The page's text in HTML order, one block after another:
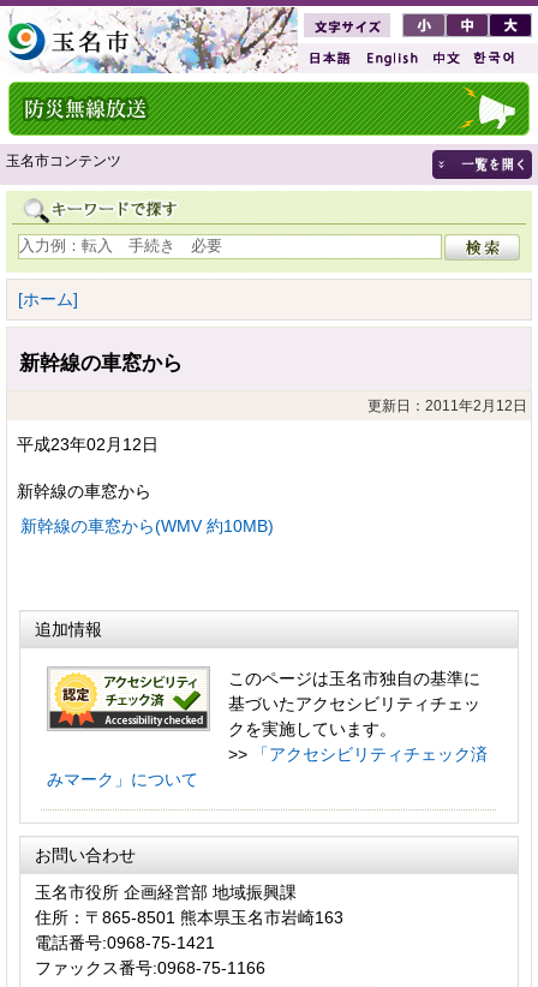
玉名市コンテンツ
[ホーム]
新幹線の車窓から
更新日：2011年2月12日
平成23年02月12日
新幹線の車窓から
新幹線の車窓から(WMV 約10MB)
追加情報
このページは玉名市独自の基準に
基づいたアクセシビリティチェッ
クを実施しています。
>>
「アクセシビリティチェック済
みマーク」について
お問い合わせ
玉名市役所 企画経営部 地域振興課
住所：〒865-8501 熊本県玉名市岩崎163
電話番号:0968-75-1421
ファックス番号:0968-75-1166